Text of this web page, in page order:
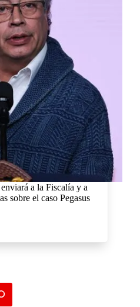
a la Fiscalía y a
sobre el caso Pegasus